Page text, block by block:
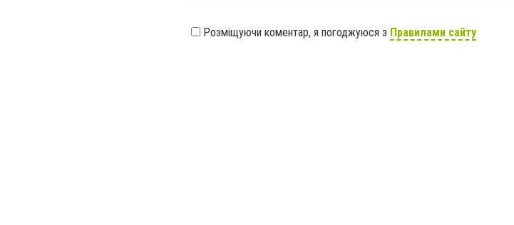
Розміщуючи коментар, я погоджуюся з Правилами сайту